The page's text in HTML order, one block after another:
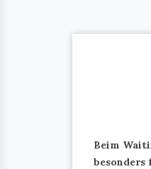
Beim
besonders